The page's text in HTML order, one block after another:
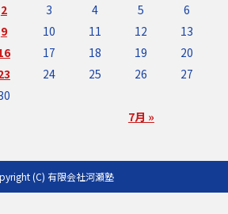
7月 »
2 3 4 5
6
9 10 11 12
13
17 18 19
20
24 25 26
27
(C) 有限会社河瀬塾